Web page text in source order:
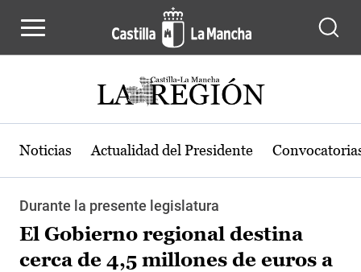
Noticias Actualidad del Presidente
Durante la presente legislatura
El Gobierno regional destina
cerca de 4,5 millones de euros a